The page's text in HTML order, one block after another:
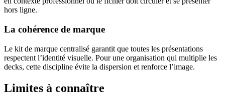
hors ligne.
La cohérence de marque
Le kit de marque centralisé garantit que toutes les présentations
respectent l’identité visuelle. Pour une organisation qui multiplie les
decks, cette discipline évite la dispersion et renforce l’image.
Limites à connaître